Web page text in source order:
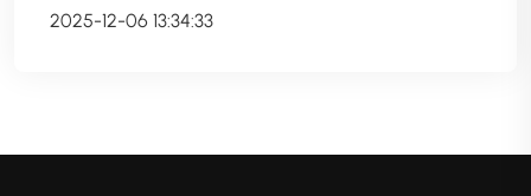
2025-12-06 13:34:33